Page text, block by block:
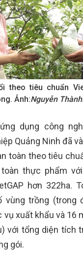
theo tiêu chuẩn
Ảnh:Nguyễn
dụng công
Quảng Ninh đã
toàn theo tiêu
thực phẩm
hơn 322ha.
vùng trồng (trong
vụ xuất khẩu và 16
với tổng diện tích
gói.